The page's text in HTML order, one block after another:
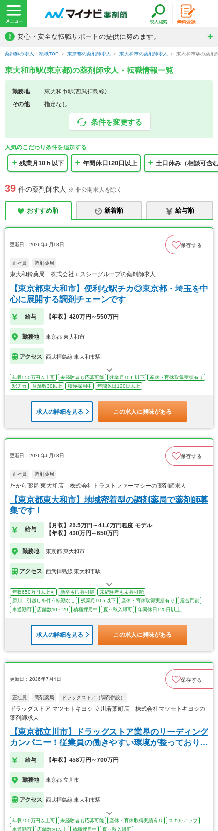
! 安心・安全な転職サポートの提供に努めます。
薬剤師の求人・転職TOP 東京都の薬剤師求人 東大和市の薬剤師求人 東大和市駅の薬剤
東大和市駅(東京都)の薬剤師求人・転職情報一覧
勤務地
東大和市駅(西武拝島線)
その他
指定なし
条件を変更する
人気のこだわり条件を追加する
残業月10ｈ以下 年間休日120日以上 土日休み（相談可含
39 件の薬剤師求人 ※ 非公開求人を除く
おすすめ順 新着順 給与順
更新日：2026年6月18日 保存する
正社員 調剤薬局
東大和鈴薬局 株式会社エスシーグループの薬剤師求人
【東京都東大和市】便利な駅チカ◎東京都・埼玉を中
心に展開する調剤チェーンです
給与 【年収】420万円～550万円
勤務地 東京都 東大和市
アクセス 西武拝島線 東大和市駅
年収550万円以上可 未経験者も応募可能 残業月10ｈ以下
産休・育休取得実績有り
駅チカ
店舗数30以上 積極採用中 年間休日120日以上
求人の詳細を見る この求人に興味がある
更新日：2026年6月18日 保存する
正社員 調剤薬局
たから薬局 東大和店 株式会社トラストファーマシーの薬剤師求人
【東京都東大和市】地域密着型の調剤薬局で薬剤師募
集です！
給与
【月収】26.5万円～41.0万円程度 モデル
【年収】400万円～650万円
勤務地 東京都 東大和市
アクセス 西武拝島線 東大和市駅
年収650万円以上可 新卒も応募可能
未経験者も応募可能
原則、引越しを伴う転勤なし
残業月10ｈ以下 産休・育休取得実績有り
総合門前
車通勤可
店舗数10～29 積極採用中 夏～秋入職可 年間休日120日以上
求人の詳細を見る この求人に興味がある
更新日：2026年7月4日 保存する
正社員 調剤薬局 ドラッグストア（調剤併設）
ドラッグストア マツモトキヨシ 立川若葉町店 株式会社マツモトキヨシの
薬剤師求人
【東京都立川市】ドラッグストア業界のリーディング
カンパニー！従業員の働きやすい環境が整っておりま
す
給与 【年収】458万円～700万円
勤務地 東京都 立川市
アクセス 西武拝島線 東大和市駅
年収700万円以上可 未経験者も応募可能 産休・育休取得実績有り
スキルアップ
車通勤可
店舗数30以上 積極採用中 夏～秋入職可